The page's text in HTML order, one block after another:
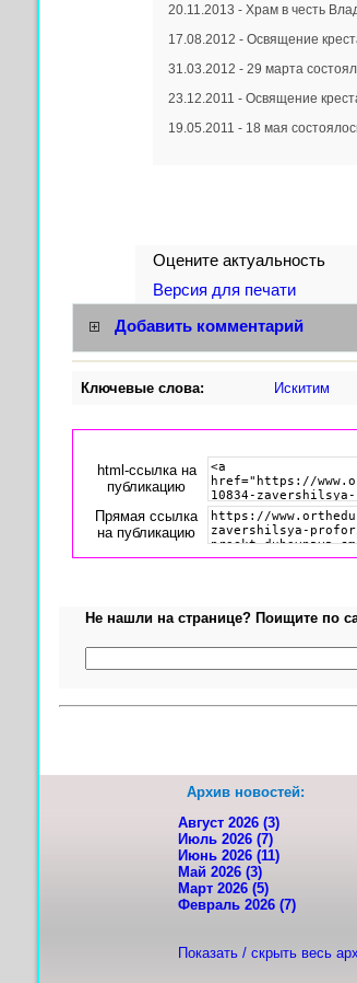
20.11.2013 - Храм в честь
17.08.2012 - Освящение
31.03.2012 - 29 марта
23.12.2011 - Освящение
19.05.2011 - 18 мая
Оцените актуальность
Версия для печати
Добавить комментарий
Ключевые слова: Искитим
html-cсылка на
публикацию
Прямая ссылка
на публикацию
Не нашли на странице? Поищите по
Архив новостей:
Август 2026 (3)
Июль 2026 (7)
Июнь 2026 (11)
Май 2026 (3)
Март 2026 (5)
Февраль 2026 (7)
Показать / скрыть весь